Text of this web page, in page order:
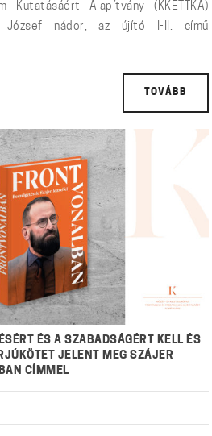
Kutatásáért Alapítvány (KKETTKA)
József nádor, az újító I-II. című
TOVÁBB
ÉS A SZABADSÁGÉRT KELL ÉS
JELENT MEG SZÁJER
CÍMMEL